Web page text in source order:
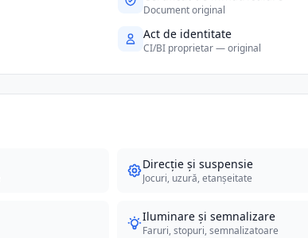
Document original
Act de identitate
CI/BI proprietar — original
Direcție și suspensie
Jocuri, uzură, etanșeitate
Iluminare și semnalizare
Faruri, stopuri, semnalizatoare